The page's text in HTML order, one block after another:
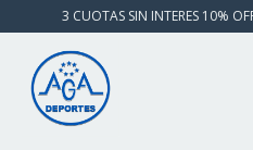
3 CUOTAS SIN INTERES 10%